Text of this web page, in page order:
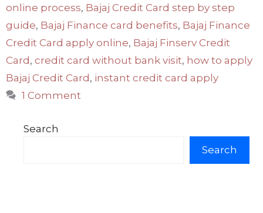
online process, Bajaj Credit Card step by step
guide, Bajaj Finance card benefits, Bajaj Finance
Credit Card apply online, Bajaj Finserv Credit
Card, credit card without bank visit, how to apply
Bajaj Credit Card, instant credit card apply
1 Comment
Search
Search